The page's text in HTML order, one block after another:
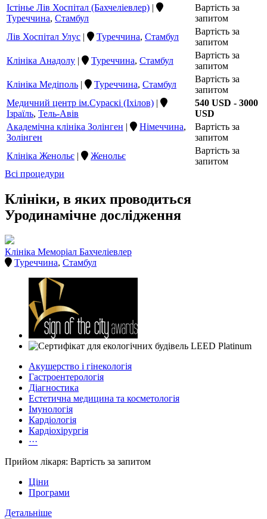
Істінье Лів Хоспітал (Бахчеліевлер) |
Туреччина, Стамбул
Вартість за
запитом
Лів Хоспітал Улус | Туреччина, Стамбул
Вартість за
запитом
Клініка Анадолу | Туреччина, Стамбул
Вартість за
запитом
Клініка Медіполь | Туреччина, Стамбул
Вартість за
запитом
Медичний центр ім.Сураскі (Іхілов) |
Ізраїль, Тель-Авів
540 USD - 3000
USD
Академічна клініка Золінген | Німеччина,
Золінген
Вартість за
запитом
Клініка Женольє | Женольє
Вартість за
запитом
Всі процедури
Клініки, в яких проводиться
Уродинамічне дослідження
Клініка Меморіал Бахчеліевлер
Туреччина, Стамбул
Акушерство і гінекологія
Гастроентерологія
Діагностика
Естетична медицина та косметологія
Імунологія
Кардіологія
Кардіохірургія
···
Прийом лікаря: Вартість за запитом
Ціни
Програми
Детальніше